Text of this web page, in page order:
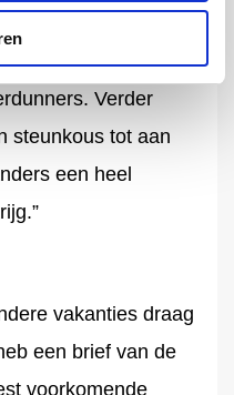
activiteiten in
Verder
steunkous tot aan
een heel
vakanties draag
een brief van de
voorkomende